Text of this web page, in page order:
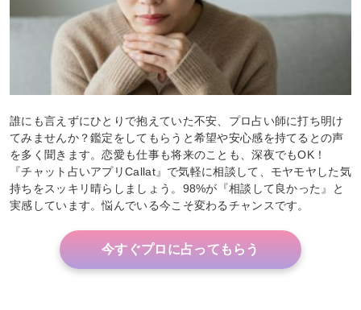
誰にも言えずにひとりで抱えていた不安、プロ占い師に打ち明け
てみませんか？鑑定をしてもらうと希望や安心感を持てるとの声
を多く聞きます。恋愛も仕事も将来のことも、深夜でもOK！
『チャット占いアプリCallat』で気軽に相談して、モヤモヤした気
持ちをスッキリ晴らしましょう。98%が『相談して良かった』と
実感しています。悩んでいる今こそ変わるチャンスです。
今すぐプロに占ってもらう